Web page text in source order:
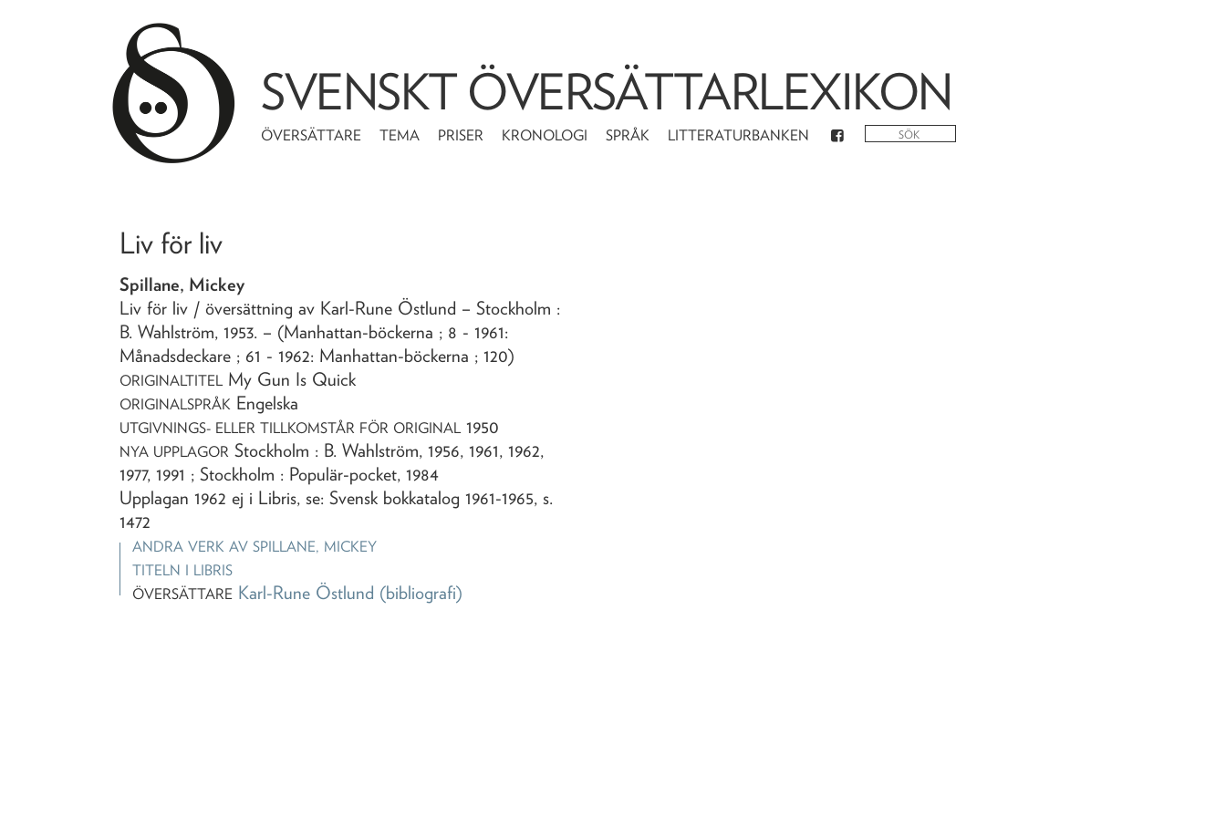
SVENSKT ÖVERSÄTTARLEXIKON
ÖVERSÄTTARE TEMA PRISER KRONOLOGI SPRÅK LITTERATURBANKEN
Liv för liv
Spillane, Mickey
Liv för liv / översättning av Karl-Rune Östlund – Stockholm :
B. Wahlström,1953. – (Manhattan-böckerna ; 8 - 1961:
Månadsdeckare ; 61 - 1962: Manhattan-böckerna ; 120)
ORIGINALTITEL My Gun Is Quick
ORIGINALSPRÅK Engelska
UTGIVNINGS- ELLER TILLKOMSTÅR FÖR ORIGINAL 1950
NYA UPPLAGOR Stockholm : B. Wahlström, 1956, 1961, 1962,
1977, 1991 ; Stockholm : Populär-pocket, 1984
Upplagan 1962 ej i Libris, se: Svensk bokkatalog 1961-1965, s.
1472
ANDRA VERK AVSPILLANE, MICKEY
TITELN I LIBRIS
ÖVERSÄTTARE Karl-Rune Östlund (bibliografi)